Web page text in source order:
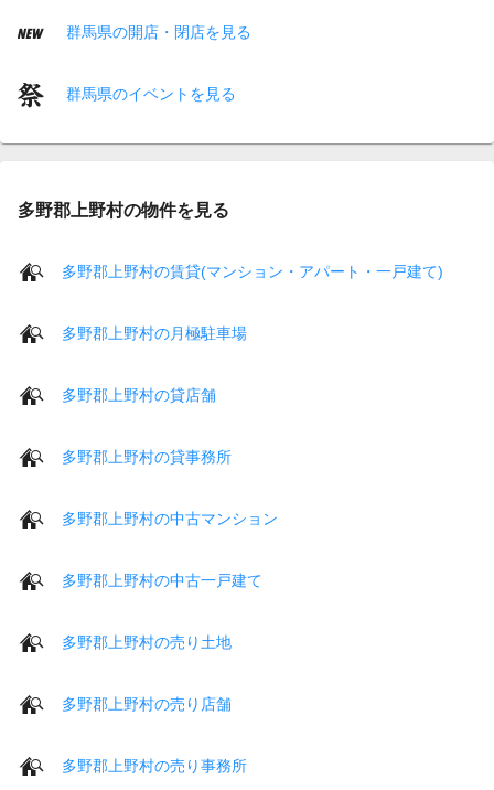
群馬県の開店・閉店を見る
群馬県のイベントを見る
多野郡上野村の物件を見る
多野郡上野村の賃貸(マンション・アパート・一戸建て)
多野郡上野村の月極駐車場
多野郡上野村の貸店舗
多野郡上野村の貸事務所
多野郡上野村の中古マンション
多野郡上野村の中古一戸建て
多野郡上野村の売り土地
多野郡上野村の売り店舗
多野郡上野村の売り事務所